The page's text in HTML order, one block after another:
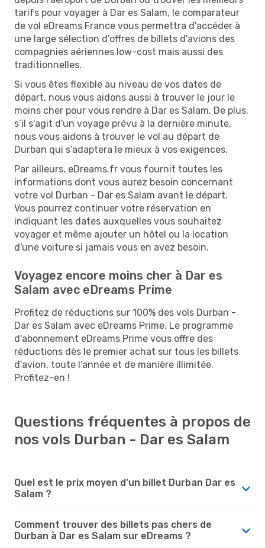
tarifs pour voyager à Dar es Salam, le comparateur
de vol eDreams France vous permettra d'accéder à
une large sélection d’offres de billets d'avions des
compagnies aériennes low-cost mais aussi des
traditionnelles.
Si vous êtes flexible au niveau de vos dates de
départ, nous vous aidons aussi à trouver le jour le
moins cher pour vous rendre à Dar es Salam. De plus,
s’il s'agit d'un voyage prévu à la dernière minute,
nous vous aidons à trouver le vol au départ de
Durban qui s’adaptera le mieux à vos exigences.
Par ailleurs, eDreams.fr vous fournit toutes les
informations dont vous aurez besoin concernant
votre vol Durban - Dar es Salam avant le départ.
Vous pourrez continuer votre réservation en
indiquant les dates auxquelles vous souhaitez
voyager et même ajouter un hôtel ou la location
d'une voiture si jamais vous en avez besoin.
Voyagez encore moins cher à Dar es
Salam avec eDreams Prime
Profitez de réductions sur 100% des vols Durban -
Dar es Salam avec eDreams Prime. Le programme
d'abonnement eDreams Prime vous offre des
réductions dès le premier achat sur tous les billets
d'avion, toute l’année et de manière illimitée.
Profitez-en !
Questions fréquentes à propos de
nos vols Durban - Dar es Salam
Quel est le prix moyen d'un billet Durban Dar es
Salam ?
Comment trouver des billets pas chers de
Durban à Dar es Salam sur eDreams ?